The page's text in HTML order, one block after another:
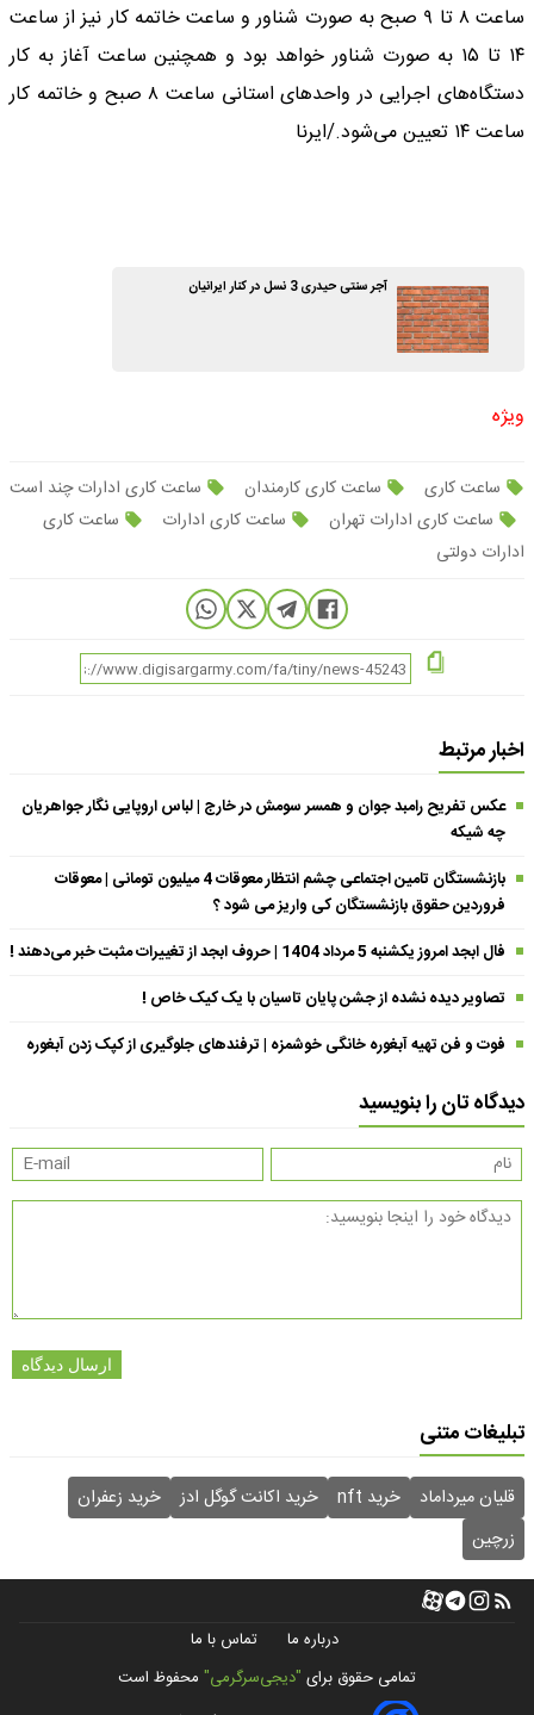
ساعت ۸ تا ۹ صبح به صورت شناور و ساعت خاتمه کار نیز از ساعت
۱۴ تا ۱۵ به صورت شناور خواهد بود و همچنین ساعت آغاز به کار
دستگاه‌های اجرایی در واحدهای استانی ساعت ۸ صبح و خاتمه کار
ساعت ۱۴ تعیین می‌شود./ایرنا
آجر سنتی حیدری 3 نسل در کنار ایرانیان
ویژه
ساعت کاری ساعت کاری کارمندان
ساعت کاری ادارات چند است
ساعت کاری ادارات تهران
ساعت کاری ادارات
ساعت کاری
ادارات دولتی
اخبار مرتبط
عکس تفریح رامبد جوان و همسر سومش در خارج | لباس اروپایی نگار جواهریان
چه شیکه
بازنشستگان تامین اجتماعی چشم انتظار معوقات 4 میلیون تومانی | معوقات
فروردین حقوق بازنشستگان کی واریز می شود ؟
فال ابجد امروز یکشنبه 5 مرداد 1404 | حروف ابجد از تغییرات مثبت خبر می‌دهند !
تصاویر دیده نشده از جشن پایان تاسیان با یک کیک خاص !
فوت و فن تهیه آبغوره خانگی خوشمزه | ترفندهای جلوگیری از کپک زدن آبغوره
دیدگاه تان را بنویسید
ارسال دیدگاه
تبلیغات متنی
قلیان میرداماد خرید nft خرید اکانت گوگل ادز
خرید زعفران
زرچین
درباره ما
تماس با ما
تمامی حقوق برای "دیجی‌سرگرمی" محفوظ است